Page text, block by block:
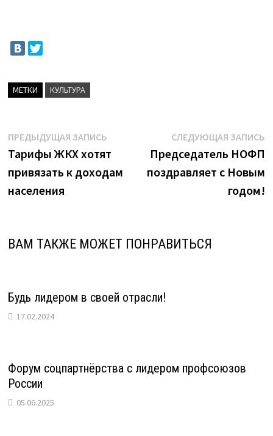
МЕТКИ КУЛЬТУРА
Навигация
по
записям
ПРЕДЫДУЩАЯ ЗАПИСЬ
запись:
Тарифы ЖКХ хотят
привязать к доходам
населения
СЛЕДУЮЩАЯ ЗАПИСЬ
Председатель НОФП
поздравляет с Новым
годом!
ВАМ ТАКЖЕ МОЖЕТ ПОНРАВИТЬСЯ
Будь лидером в своей отрасли!
17.02.2024
Форум соцпартнёрства с лидером профсоюзов
России
05.06.2025